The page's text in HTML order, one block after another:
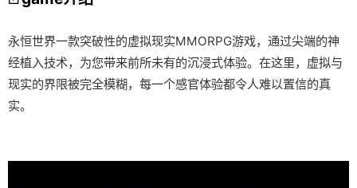
永恒世界一款突破性的虚拟现实MMORPG游戏，通过尖端的神
经植入技术，为您带来前所未有的沉浸式体验。在这里，虚拟与
现实的界限被完全模糊，每一个感官体验都令人难以置信的真
实。